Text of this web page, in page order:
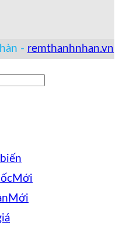
- remthanhnhan.vn